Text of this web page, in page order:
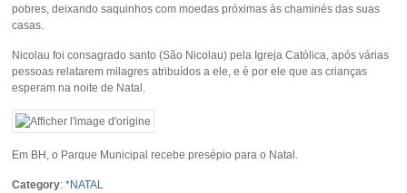
pobres, deixando saquinhos com moedas próximas às chaminés das suas
casas.
Nicolau foi consagrado santo (São Nicolau) pela Igreja Católica, após várias
pessoas relatarem milagres atribuídos a ele, e é por ele que as crianças
esperam na noite de Natal.
Em BH, o Parque Municipal recebe presépio para o Natal.
Category:*NATAL